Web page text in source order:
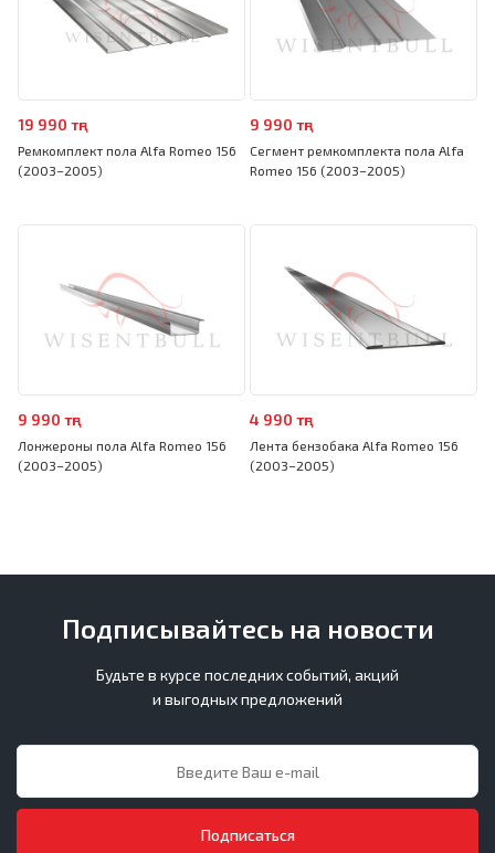
19 990 тңг
Ремкомплект пола Alfa Romeo 156
(2003–2005)
9 990 тңг
Сегмент ремкомплекта пола Alfa
Romeo 156 (2003–2005)
9 990 тңг
Лонжероны пола Alfa Romeo 156
(2003–2005)
4 990 тңг
Лента бензобака Alfa Romeo 156
(2003–2005)
Подписывайтесь на новости
Будьте в курсе последних событий, акций
и выгодных предложений
Подписаться